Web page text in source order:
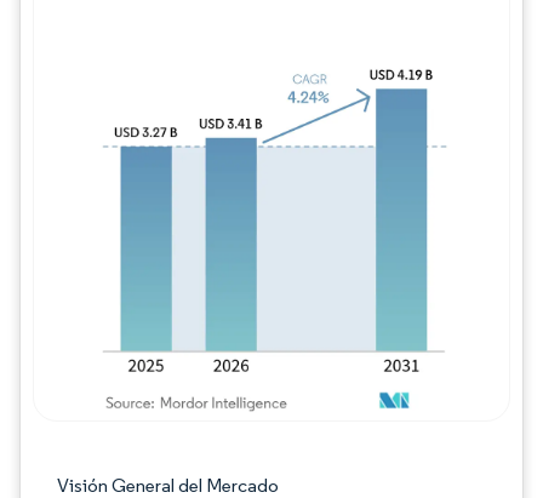
Visión General del Mercado